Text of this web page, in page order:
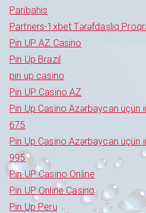
Paribahis
Partners-1xbet Tərəfdaşlıq
Pin UP AZ Casino
Pin Up Brazil
pin up casino
Pin UP Casino AZ
Pin Up Casino Azərbaycan üçün
675
Pin Up Casino Azərbaycan üçün
995
Pin UP Casino Online
Pin UP Online Casino
Pin Up Peru